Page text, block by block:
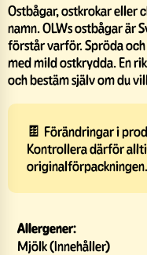
Ostbågar, ostkrokar eller
namn. OLWs ostbågar är
förstår varför. Spröda
med mild ostkrydda. En
och bestäm själv om du
🍫 Förändringar i
Kontrollera därför
originalförpackningen.
Allergener:
Mjölk (Innehåller)